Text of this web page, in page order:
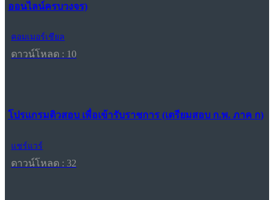
ออนไลน์ครบวงจร)
คอมเมอร์เชียล
ดาวน์โหลด : 10
โปรแกรมติวสอบ เพื่อเข้ารับราชการ (เตรียมสอบ ก.พ. ภาค ก)
แชร์แวร์
ดาวน์โหลด : 32